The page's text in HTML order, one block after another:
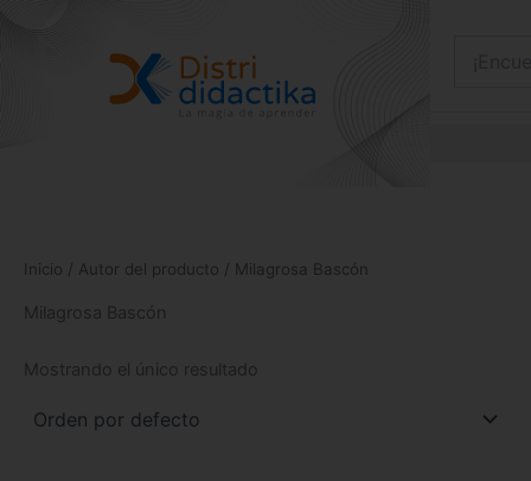
Inicio / Autor del producto / Milagrosa Bascón
Milagrosa Bascón
Mostrando el único resultado